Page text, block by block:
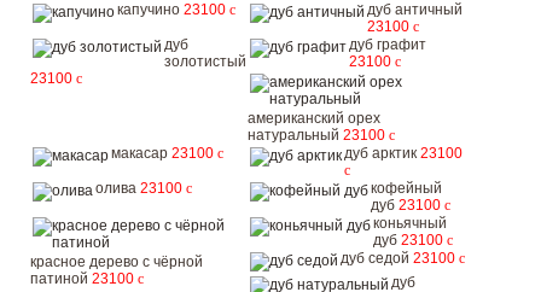
капучино 23100 c
дуб античный
23100 c
дуб
золотистый
23100 c
дуб графит
23100 c
американский орех
натуральный 23100 c
макасар 23100 c дуб арктик 23100
c
олива 23100 c
кофейный
дуб 23100 c
красное дерево с чёрной
патиной 23100 c
коньячный
дуб 23100 c
дуб седой 23100 c
дуб